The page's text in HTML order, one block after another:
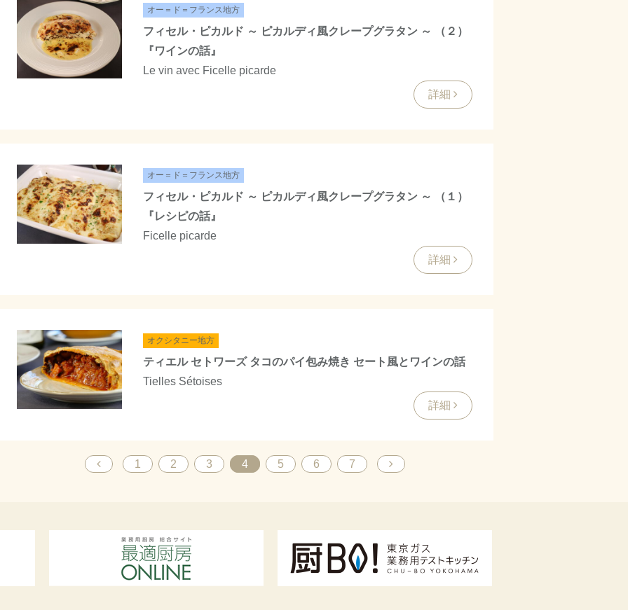
オー＝ド＝フランス地方
フィセル・ピカルド ～ ピカルディ風クレープグラタン ～ （２）
『ワインの話』
Le vin avec Ficelle picarde
詳細
オー＝ド＝フランス地方
フィセル・ピカルド ～ ピカルディ風クレープグラタン ～ （１）
『レシピの話』
Ficelle picarde
詳細
オクシタニー地方
ティエル セトワーズ タコのパイ包み焼き セート風とワインの話
Tielles Sétoises
詳細
1 2 3 4 5 6 7